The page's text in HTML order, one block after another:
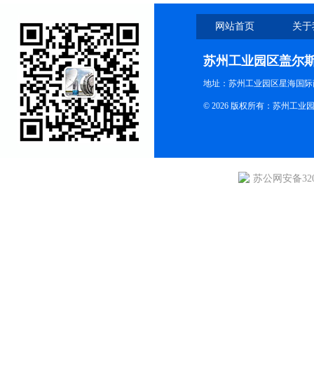
网站首页 关
苏州工业园区盖尔
地址：苏州工业园区星海国
© 2026 版权所有：苏州工业
苏公网安备